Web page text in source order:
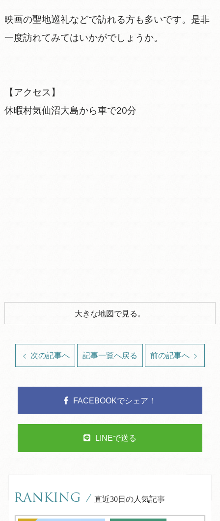
映画の聖地巡礼などで訪れる方も多いです。是非
一度訪れてみてはいかがでしょうか。
【アクセス】
休暇村気仙沼大島から車で20分
大きな地図で見る。
次の記事へ 記事一覧へ戻る 前の記事へ
FACEBOOKでシェア！
LINEで送る
RANKING / 直近30日の人気記事